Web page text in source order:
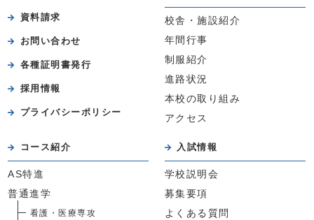
資料請求
お問い合わせ
各種証明書発行
採用情報
プライバシーポリシー
校舎・施設紹介
年間行事
制服紹介
進路状況
本校の取り組み
アクセス
コース紹介
AS特進
普通進学
看護・医療専攻
入試情報
学校説明会
募集要項
よくある質問